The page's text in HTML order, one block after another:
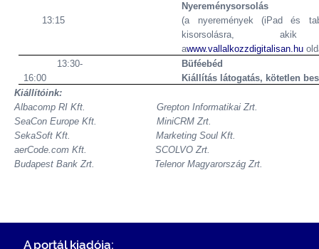
13:15
Nyereménysorsolás
(a nyeremények (iPad és
kisorsolásra, akik
awww.vallalkozzdigitalisan.hu
13:30-
16:00
Büféebéd
Kiállítás látogatás, kötetlen
Kiállítóink:
Albacomp RI Kft. Grepton Informatikai Zrt.
SeaCon Europe Kft. MiniCRM Zrt.
SekaSoft Kft. Marketing Soul Kft.
aerCode.com Kft. SCOLVO Zrt.
Budapest Bank Zrt. Telenor Magyarország Zrt.
A portál kiadója: